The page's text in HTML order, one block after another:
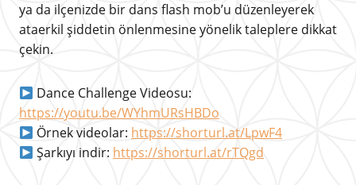
ya da ilçenizde bir dans flash mob’u düzenleyerek
ataerkil şiddetin önlenmesine yönelik taleplere dikkat
çekin.
Dance Challenge Videosu:
https://youtu.be/WYhmURsHBDo
Örnek videolar: https://shorturl.at/LpwF4
Şarkıyı indir: https://shorturl.at/rTQgd